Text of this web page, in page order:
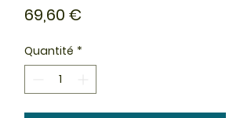
69,60 €
Quantité *